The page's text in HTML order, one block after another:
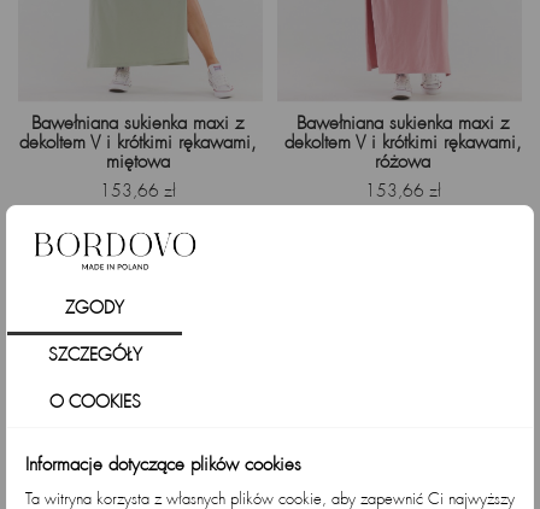
Bawełniana sukienka maxi z
dekoltem V i krótkimi rękawami,
miętowa
Cena
153,66 zł
Bawełniana sukienka maxi z
dekoltem V i krótkimi rękawami,
różowa
Cena
153,66 zł
ZGODY
SZCZEGÓŁY
O COOKIES
Informacje dotyczące plików cookies
Ta witryna korzysta z własnych plików cookie, aby zapewnić Ci najwyższy